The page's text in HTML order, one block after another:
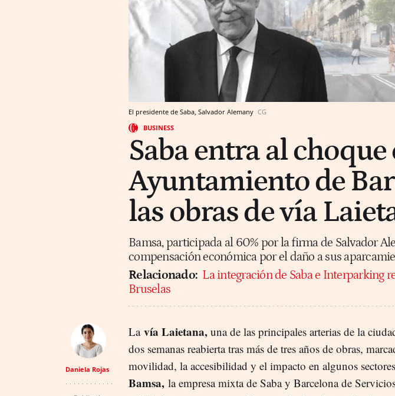
El presidente de Saba, Salvador Alemany CG
BUSINESS
Saba entra al choque
Ayuntamiento de
las obras de vía
Bamsa, participada al 60% por la firma de Salvador
compensación económica por el daño a sus
Relacionado: La integración de Saba e Interparking
Bruselas
Daniela Rojas
La vía Laietana, una de las principales arterias de la
dos semanas reabierta tras más de tres años de obras,
movilidad, la accesibilidad y el impacto en algunos
Bamsa, la empresa mixta de Saba y Barcelona de